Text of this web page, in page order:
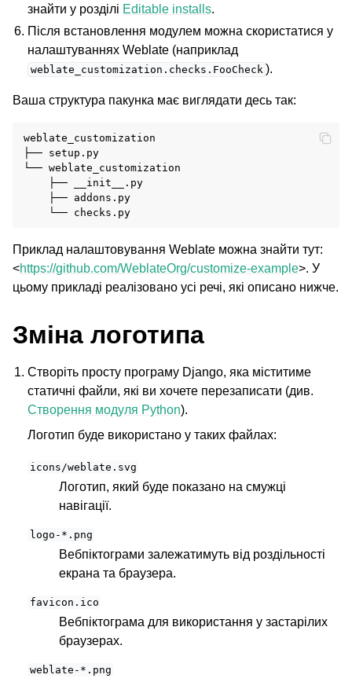
знайти у розділі Editable installs.
Після встановлення модулем можна скористатися у
налаштуваннях Weblate (наприклад
weblate_customization.checks.FooCheck ).
Ваша структура пакунка має виглядати десь так:
weblate_customization
├── setup.py
└── weblate_customization
    ├── __init__.py
    ├── addons.py
Приклад налаштовування Weblate можна знайти тут:
<https://github.com/WeblateOrg/customize-example>. У
цьому прикладі реалізовано усі речі, які описано нижче.
Зміна логотипа
Створіть просту програму Django, яка міститиме
статичні файли, які ви хочете перезаписати (див.
Створення модуля Python).
Логотип буде використано у таких файлах:
icons/weblate.svg
Логотип, який буде показано на смужці
навігації.
logo-*.png
Вебпіктограми залежатимуть від роздільності
екрана та браузера.
favicon.ico
Вебпіктограма для використання у застарілих
браузерах.
weblate-*.png